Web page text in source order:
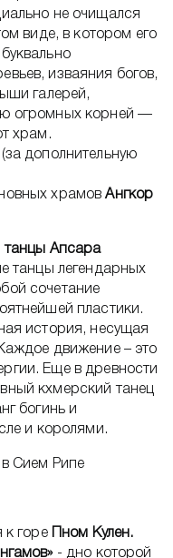
не очищался
виде, в котором его
изваяния богов,
галерей,
огромных корней —
храм.
дополнительную
храмовАнгкор
танцы Апсара
танцы легендарных
сочетание
пластики.
история, несущая
движение – это
Еще в древности
кхмерский танец
богинь и
и королями.
Сием Рипе
к горе
Пном Кулен.
- дно которой